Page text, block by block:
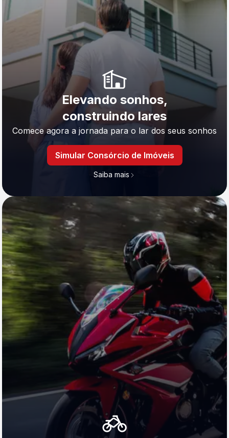
Elevando sonhos,
construindo lares
Comece agora a jornada para o lar dos seus sonhos
Simular Consórcio de Imóveis
Saiba mais